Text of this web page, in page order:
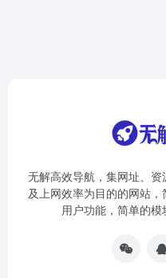
无解高效导航，集网址、
及上网效率为目的的网站
用户功能，简单的模